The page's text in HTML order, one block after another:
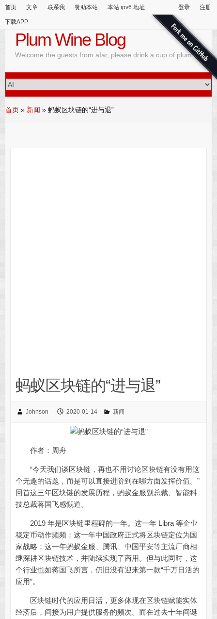
首页 文章 联系我 赞助本站 本站 ipv6 地址
下载APP
登录 注册
Plum Wine Blog
Welcome the guests from afar, please drink a cup of plum wine
首页 » 新闻 »蚂蚁区块链的“进与退”
蚂蚁区块链的“进与退”
Johnson 2020-01-14 新闻
作者：周舟
“今天我们谈区块链，再也不用讨论区块链有没有用这
个无趣的话题，而是可以直接进阶到在哪方面发挥价值。”
回首这三年区块链的发展历程，蚂蚁金服副总裁、智能科
技总裁蒋国飞感慨道。
2019 年是区块链里程碑的一年。这一年 Libra 等企业
稳定币动作频频；这一年中国政府正式将区块链定位为国
家战略；这一年蚂蚁金服、腾讯、中国平安等主流厂商相
继深耕区块链技术，并陆续实现了商用。但与此同时，这
个行业也如蒋国飞所言，仍旧没有迎来第一款“千万日活的
应用”。
区块链时代的应用日活，更多体现在区块链赋能实体
经济后，间接为用户提供服务的频次。而在过去十年间诞